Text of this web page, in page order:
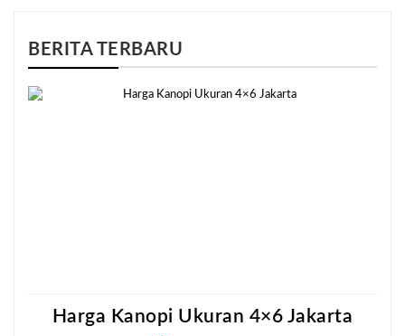
BERITA TERBARU
Harga Kanopi Ukuran 4×6 Jakarta